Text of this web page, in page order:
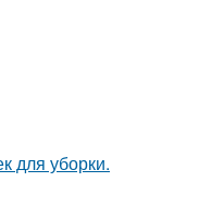
для уборки.